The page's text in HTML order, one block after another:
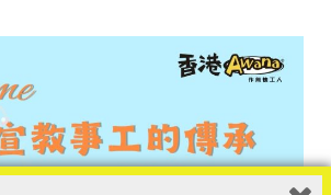
構思如何繼續進行聚會及暑假後之安排，
網上討論形式提供平台，供各堂會總指揮、
一同參與，分享自己營隊之安排。
」網上討論供堂會總指揮、營牧及導師
29日（三）13:00 – 14:00